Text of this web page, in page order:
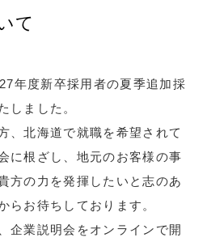
て
年度新卒採用者の夏季追加採
しました。
、北海道で就職を希望されて
に根ざし、地元のお客様の事
方の力を発揮したいと志のあ
らお待ちしております。
企業説明会をオンラインで開